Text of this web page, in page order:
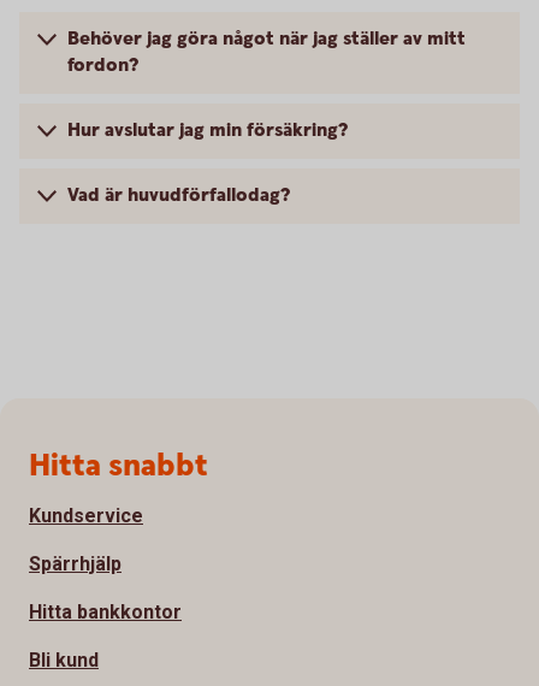
Behöver jag göra något när jag ställer av mitt
fordon?
Hur avslutar jag min försäkring?
Vad är huvudförfallodag?
Sidfot
Hitta snabbt
Kundservice
Spärrhjälp
Hitta bankkontor
Bli kund